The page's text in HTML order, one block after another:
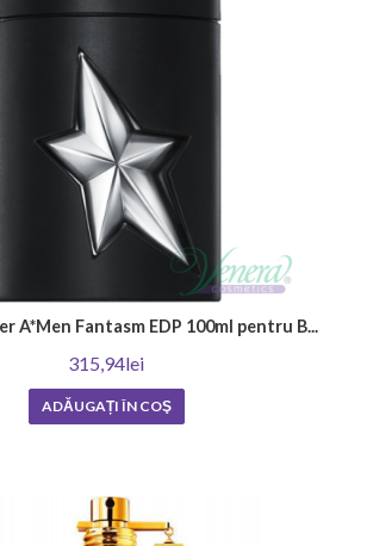
A*Men Fantasm EDP 100ml pentru B...
315,94lei
ADĂUGAȚI ÎN COŞ